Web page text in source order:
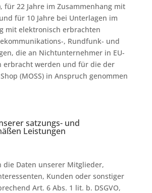
für 22 Jahre im Zusammenhang mit
für 10 Jahre bei Unterlagen im
mit elektronisch erbrachten
, Rundfunk- und
die an Nichtunternehmer in EU-
erbracht werden und für die der
(MOSS) in Anspruch genommen
satzungs- und
Leistungen
die Daten unserer Mitglieder,
Kunden oder sonstiger
Art. 6 Abs. 1 lit. b. DSGVO,